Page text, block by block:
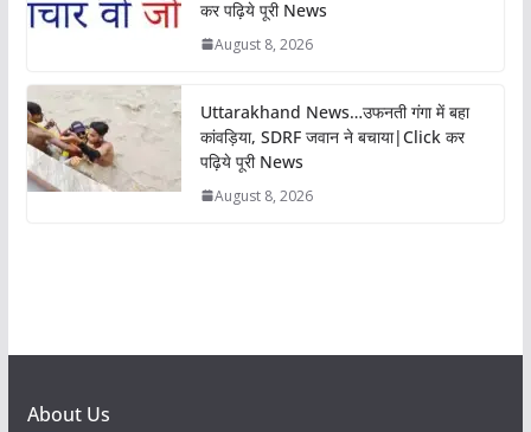
कर पढ़िये पूरी News
August 8, 2026
Uttarakhand News…उफनती गंगा में बहा
कांवड़िया, SDRF जवान ने बचाया|Click कर
पढ़िये पूरी News
August 8, 2026
About Us